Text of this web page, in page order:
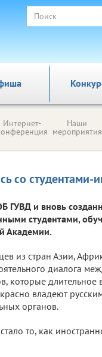
Интернет- Наши
мероприятия
со студентами-
ГУВД и вновь
студентами,
Академии.
из стран Азии,
диалога
которые
владеют
органов.
то, как